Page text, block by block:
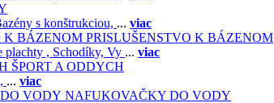
s konštrukciou, ... viac
PRISLUŠENSTVO K BÁZENOM
plachty , Schodíky, Vy ... viac
ŠPORT A ODDYCH
... viac
NAFUKOVAČKY DO VODY